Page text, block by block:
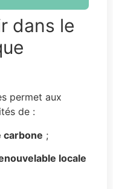
dans le
permet aux
de :
carbone ;
locale